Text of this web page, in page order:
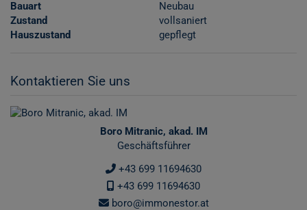
Bauart
Neubau
Zustand
vollsaniert
Hauszustand
gepflegt
Kontaktieren Sie uns
Boro Mitranic, akad. IM
Geschäftsführer
+43 699 11694630
+43 699 11694630
boro@immonestor.at